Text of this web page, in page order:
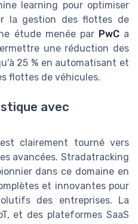
learning pour optimiser
la gestion des flottes de
étude menée par PwCa
une réduction des
25 % en automatisant et
flottes de véhicules.
avec
clairement tourné vers
avancées. Stradatracking
dans ce domaine en
et innovantes pour
des entreprises. La
et des plateformes SaaS